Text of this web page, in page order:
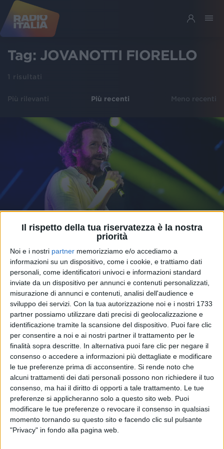
Il rispetto della tua riservatezza è la nostra
priorità
Noi e i nostri partner memorizziamo e/o accediamo a
informazioni su un dispositivo, come i cookie, e trattiamo dati
personali, come identificatori univoci e informazioni standard
inviate da un dispositivo per annunci e contenuti personalizzati,
misurazione di annunci e contenuti, analisi dell'audience e
sviluppo dei servizi. Con la tua autorizzazione noi e i nostri 1733
partner possiamo utilizzare dati precisi di geolocalizzazione e
identificazione tramite la scansione del dispositivo. Puoi fare clic
per consentire a noi e ai nostri partner il trattamento per le
finalità sopra descritte. In alternativa puoi fare clic per negare il
consenso o accedere a informazioni più dettagliate e modificare
le tue preferenze prima di acconsentire. Si rende noto che
alcuni trattamenti dei dati personali possono non richiedere il tuo
consenso, ma hai il diritto di opporti a tale trattamento. Le tue
preferenze si applicheranno solo a questo sito web. Puoi
modificare le tue preferenze o revocare il consenso in qualsiasi
momento tornando su questo sito e facendo clic sul pulsante
"Privacy" in fondo alla pagina web.
Tag: JOVANOTTI FIORELLO
1 risultati
Più rilevanti Più recenti Meno recenti
PRIMAVERA 2025
Jovanotti torna in pubblico e annuncia: “Mi
piacerebbe tornare in tour...”
Ospite dell'amico Fiorello, Jova ha svelato anche una
possibile data del suo ritorno sul palco
diDaniele Verderio